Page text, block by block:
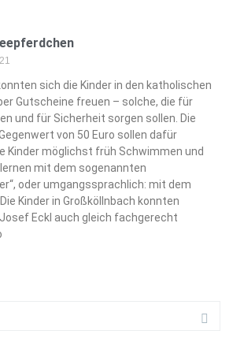
sich die Kinder in den katholischen
Gutscheine freuen – solche, die für
und für Sicherheit sorgen sollen. Die
von 50 Euro sollen dafür
Kinder möglichst früh Schwimmen und
mit dem sogenannten
oder umgangssprachlich: mit dem
Kinder in Großköllnbach konnten
Eckl auch gleich fachgerecht